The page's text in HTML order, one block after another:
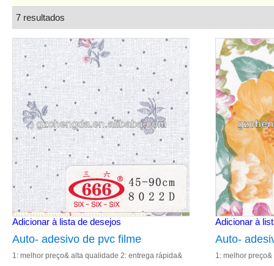
7 resultados
Adicionar à lista de desejos
Auto- adesivo de pvc filme
decoração para o painel de parede
1: melhor preço& alta qualidade 2: entrega rápida&
Adicionar à
Auto-
para vidro
1: melhor